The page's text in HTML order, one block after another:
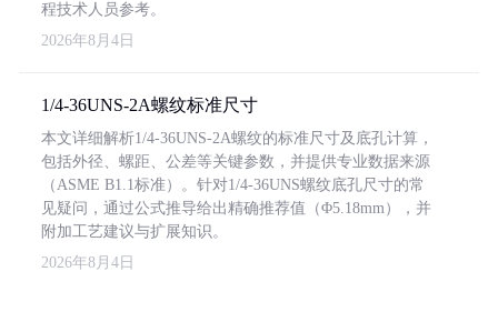
程技术人员参考。
2026年8月4日
1/4-36UNS-2A螺纹标准尺寸
本文详细解析1/4-36UNS-2A螺纹的标准尺寸及底孔计算，
包括外径、螺距、公差等关键参数，并提供专业数据来源
（ASME B1.1标准）。针对1/4-36UNS螺纹底孔尺寸的常
见疑问，通过公式推导给出精确推荐值（Φ5.18mm），并
附加工艺建议与扩展知识。
2026年8月4日